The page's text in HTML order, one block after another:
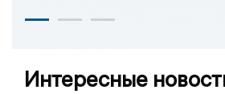
Интересные